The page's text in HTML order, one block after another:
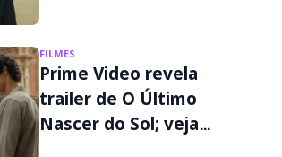
FILMES
Prime Video revela
trailer de O Último
Nascer do Sol; veja